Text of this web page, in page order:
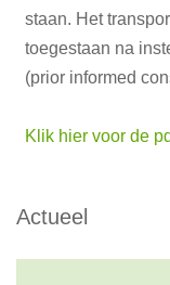
staan. Het
toegestaan na
(prior informed
Klik hier voor de
Actueel